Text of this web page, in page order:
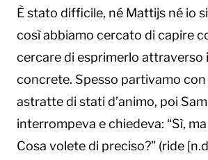
È stato difficile, né Mattijs né io
così abbiamo cercato di capire
cercare di esprimerlo attraverso
concrete. Spesso partivamo
astratte di stati d’animo, poi
interrompeva e chiedeva: “Sì,
Cosa volete di preciso?” (ride